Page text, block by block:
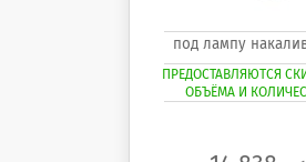
под лампу
ПРЕДОСТАВЛЯЮТСЯ
ОБЪЁМА И